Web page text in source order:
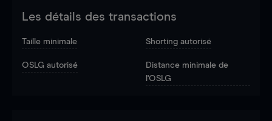
Les détails des transactions
Taille minimale Shorting autorisé
OSLG autorisé
Distance minimale de
l'OSLG